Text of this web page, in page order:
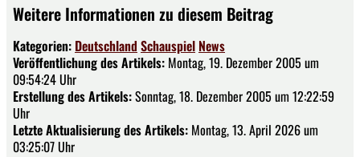
Weitere Informationen zu diesem Beitrag
Kategorien: Deutschland Schauspiel News
Veröffentlichung des Artikels: Montag, 19. Dezember 2005 um
09:54:24 Uhr
Erstellung des Artikels:Sonntag, 18. Dezember 2005 um 12:22:59
Uhr
Letzte Aktualisierung des Artikels: Montag, 13. April 2026 um
03:25:07 Uhr